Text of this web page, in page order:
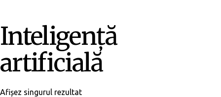
Inteligență
artificială
Afișez singurul rezultat